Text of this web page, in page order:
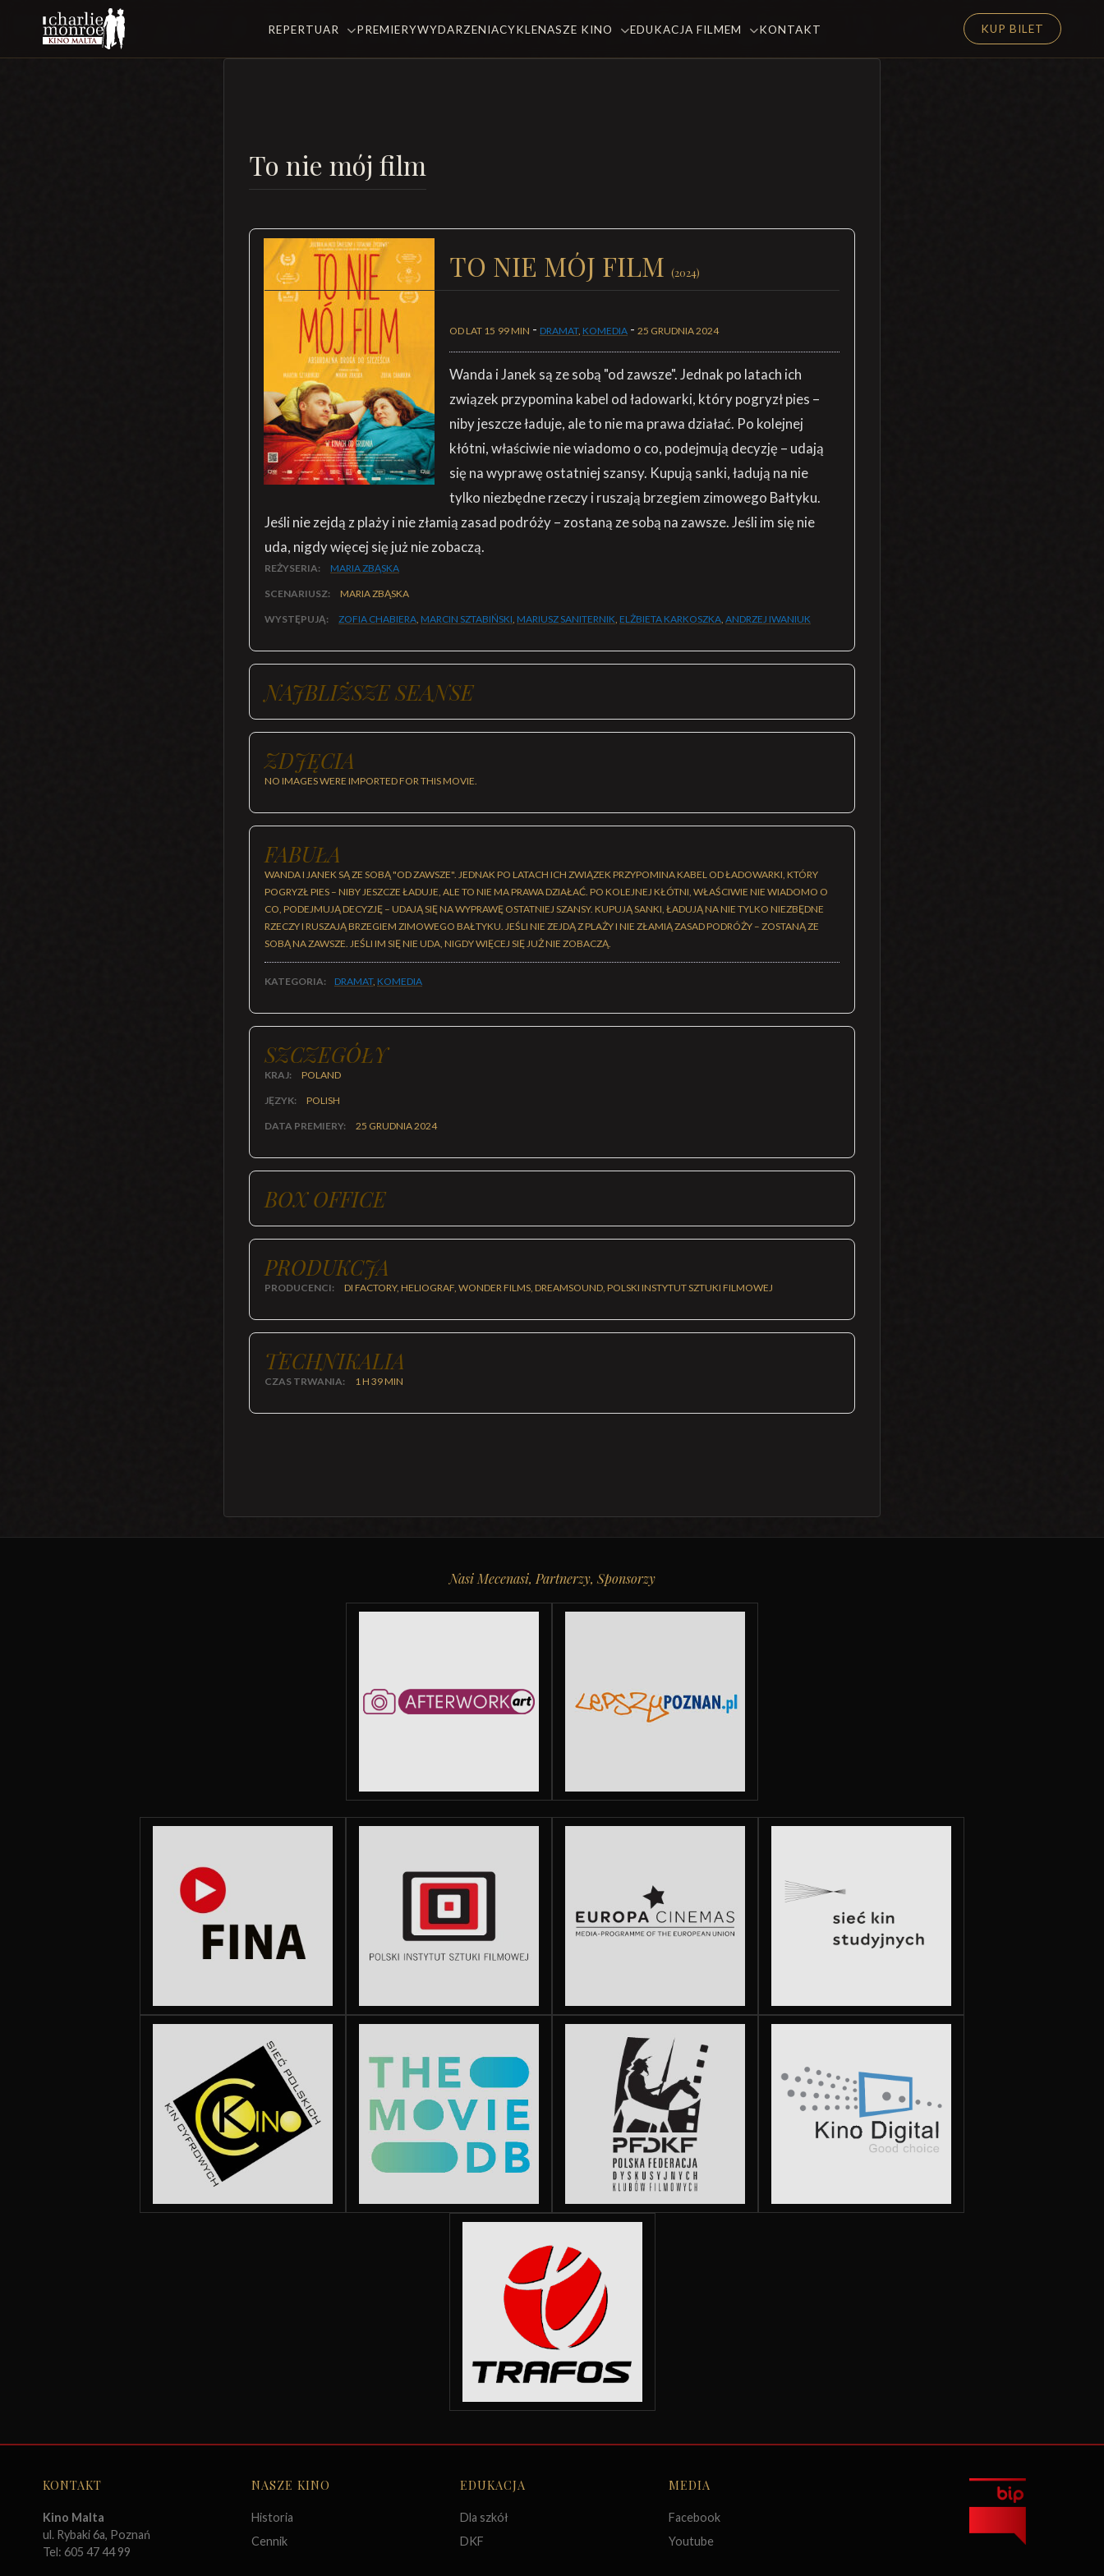
REPERTUAR PREMIERYWYDARZENIACYKLENASZE KINO EDUKACJA FILMEM KONTAKT KUP BILET
To nie mój film
TO NIE MÓJ FILM (2024)
OD LAT 15 99 MIN - DRAMAT, KOMEDIA - 25 GRUDNIA 2024
Wanda i Janek są ze sobą "od zawsze". Jednak po latach ich
związek przypomina kabel od ładowarki, który pogryzł pies –
niby jeszcze ładuje, ale to nie ma prawa działać. Po kolejnej
kłótni, właściwie nie wiadomo o co, podejmują decyzję – udają
się na wyprawę ostatniej szansy. Kupują sanki, ładują na nie
tylko niezbędne rzeczy i ruszają brzegiem zimowego Bałtyku.
Jeśli nie zejdą z plaży i nie złamią zasad podróży – zostaną ze sobą na zawsze. Jeśli im się nie
uda, nigdy więcej się już nie zobaczą.
REŻYSERIA: MARIA ZBĄSKA
SCENARIUSZ: MARIA ZBĄSKA
WYSTĘPUJĄ: ZOFIA CHABIERA, MARCIN SZTABIŃSKI, MARIUSZ SANITERNIK, ELŻBIETA KARKOSZKA, ANDRZEJ IWANIUK
NAJBLIŻSZE SEANSE
ZDJĘCIA
NO IMAGES WERE IMPORTED FOR THIS MOVIE.
FABUŁA
WANDA I JANEK SĄ ZE SOBĄ "OD ZAWSZE". JEDNAK PO LATACH ICH ZWIĄZEK PRZYPOMINA KABEL OD ŁADOWARKI, KTÓRY
POGRYZŁ PIES – NIBY JESZCZE ŁADUJE, ALE TO NIE MA PRAWA DZIAŁAĆ. PO KOLEJNEJ KŁÓTNI, WŁAŚCIWIE NIE WIADOMO O
CO, PODEJMUJĄ DECYZJĘ – UDAJĄ SIĘ NA WYPRAWĘ OSTATNIEJ SZANSY. KUPUJĄ SANKI, ŁADUJĄ NA NIE TYLKO NIEZBĘDNE
RZECZY I RUSZAJĄ BRZEGIEM ZIMOWEGO BAŁTYKU. JEŚLI NIE ZEJDĄ Z PLAŻY I NIE ZŁAMIĄ ZASAD PODRÓŻY – ZOSTANĄ ZE
SOBĄ NA ZAWSZE. JEŚLI IM SIĘ NIE UDA, NIGDY WIĘCEJ SIĘ JUŻ NIE ZOBACZĄ.
KATEGORIA: DRAMAT, KOMEDIA
SZCZEGÓŁY
KRAJ: POLAND
JĘZYK: POLISH
DATA PREMIERY: 25 GRUDNIA 2024
BOX OFFICE
PRODUKCJA
PRODUCENCI: DI FACTORY, HELIOGRAF, WONDER FILMS, DREAMSOUND, POLSKI INSTYTUT SZTUKI FILMOWEJ
TECHNIKALIA
CZAS TRWANIA: 1 H 39 MIN
Nasi Mecenasi, Partnerzy, Sponsorzy
KONTAKT
Kino Malta
ul. Rybaki 6a, Poznań
Tel: 605 47 44 99
NASZE KINO
Historia
Cennik
EDUKACJA
Dla szkół
DKF
MEDIA
Facebook
Youtube